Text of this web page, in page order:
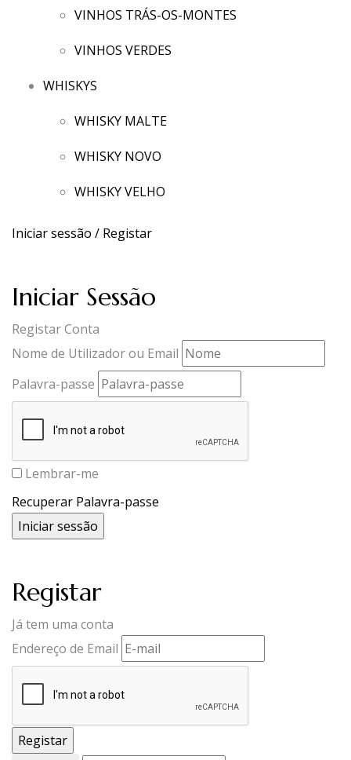
VINHOS TRÁS-OS-MONTES
VINHOS VERDES
WHISKYS
WHISKY MALTE
WHISKY NOVO
WHISKY VELHO
Iniciar sessão / Registar
Iniciar Sessão
Registar Conta
Nome de Utilizador ou Email
Palavra-passe
Lembrar-me
Recuperar Palavra-passe
Registar
Já tem uma conta
Endereço de Email